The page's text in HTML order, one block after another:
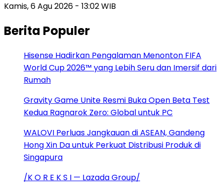
Kamis, 6 Agu 2026 - 13:02 WIB
Berita Populer
Hisense Hadirkan Pengalaman Menonton FIFA
World Cup 2026™ yang Lebih Seru dan Imersif dari
Rumah
Gravity Game Unite Resmi Buka Open Beta Test
Kedua Ragnarok Zero: Global untuk PC
WALOVI Perluas Jangkauan di ASEAN, Gandeng
Hong Xin Da untuk Perkuat Distribusi Produk di
Singapura
/K O R E K S I — Lazada Group/